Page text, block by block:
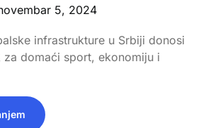
5, 2024
infrastrukture u Srbiji donosi
za domaći sport, ekonomiju i